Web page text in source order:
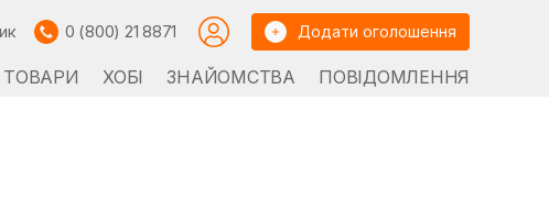
0 (800) 21 8871 Додати оголошення
ТОВАРИ ХОБІ ЗНАЙОМСТВА ПОВІДОМЛЕННЯ